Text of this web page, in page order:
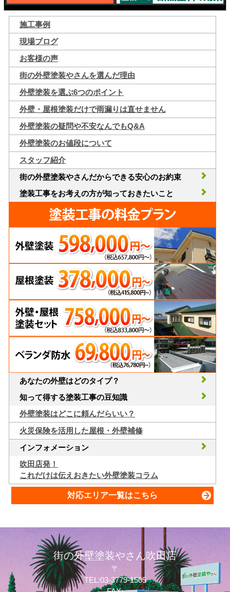
施工事例
現場ブログ
お客様の声
街の外壁塗装やさんを選んだ理由
外壁塗装を選ぶ6つのポイント
外壁・屋根塗装だけで雨漏りは直せません
外壁塗装の疑問や不安なんでもQ&A
外壁塗装のお値段について
スタッフ紹介
街の外壁塗装やさんだからできる安心のお約束
塗装工事をお考えの方が知っておきたいこと
あなたの外壁はどのタイプ？
知って得する塗装工事の豆知識
外壁塗装はどこに頼んだらいい？
火災保険を活用した屋根・外壁補修
インフォメーション
吹田店発！
これだけは伝えおきたい外壁塗装コラム
対応エリア一覧はこちら
街の外壁塗装やさん吹田店
〒
TEL:03-3779-1505